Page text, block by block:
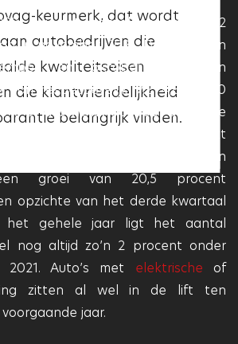
lag het aantal verkopen 2,2
in november 2021. De maanden
en oktober noteerden
van respectievelijk 9,2, 4,8 en 20
is er dus weliswaar voor de vierde
groei geconstateerd, maar vlakt
af. Over het derde kwartaal van
groei van 20,5 procent
opzichte van het derde kwartaal
het gehele jaar ligt het aantal
nog altijd zo’n 2 procent onder
Auto’s met elektrische of
zitten al wel in de lift ten
jaar.
Vakgarage logo heeft,
dat deze aan deze
voldoet en dat
betrouwbaar en
is.
keurmerk, dat wordt
autobedrijven die
kwaliteitseisen
die klantvriendelijkheid
belangrijk vinden.